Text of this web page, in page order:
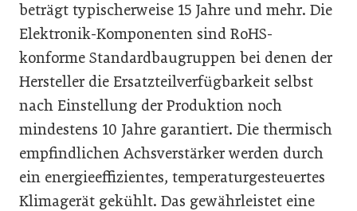
beträgt typischerweise 15 Jahre und mehr. Die
Elektronik-Komponenten sind RoHS-
konforme Standardbaugruppen bei denen der
Hersteller die Ersatzteilverfügbarkeit selbst
nach Einstellung der Produktion noch
mindestens 10 Jahre garantiert. Die thermisch
empfindlichen Achsverstärker werden durch
ein energieeffizientes, temperaturgesteuertes
Klimagerät gekühlt. Das gewährleistet eine